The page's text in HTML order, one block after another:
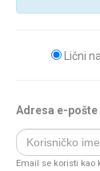
Lični
Adresa e-pošte
Email se koristi